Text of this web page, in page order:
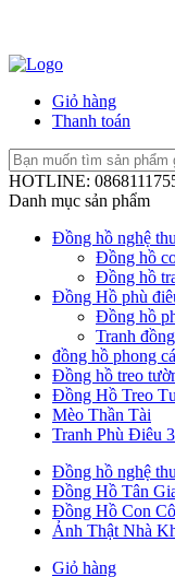
Giỏ hàng
Thanh toán
HOTLINE:
Danh mục sản phẩm
Đồng hồ nghệ
Đồng hồ
Đồng hồ
Đồng Hồ phù
Đồng hồ
Tranh
đồng hồ phong
Đồng hồ treo
Đồng Hồ Treo
Mèo Thần Tài
Tranh Phù Điêu
Đồng hồ nghệ
Đồng Hồ Tân
Đồng Hồ Con
Ảnh Thật Nhà
Giỏ hàng